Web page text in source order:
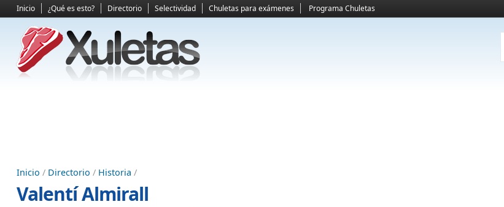
Inicio ¿Qué es esto? Directorio Selectividad Chuletas para exámenes Programa Chuletas
Inicio / Directorio / Historia /
Valentí Almirall